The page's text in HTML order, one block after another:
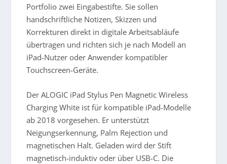
Portfolio zwei Eingabestifte. Sie sollen
handschriftliche Notizen, Skizzen und
Korrekturen direkt in digitale Arbeitsabläufe
übertragen und richten sich je nach Modell an
iPad-Nutzer oder Anwender kompatibler
Touchscreen-Geräte.
DerALOGIC iPad Stylus Pen Magnetic Wireless
Charging White ist für kompatible iPad-Modelle
ab 2018 vorgesehen. Er unterstützt
Neigungserkennung, Palm Rejection und
magnetischen Halt. Geladen wird der Stift
magnetisch-induktiv oder über USB-C. Die